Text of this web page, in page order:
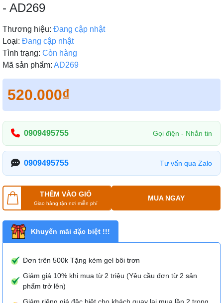
- AD269
Thương hiệu: Đang cập nhật
Loại: Đang cập nhật
Tình trạng: Còn hàng
Mã sản phẩm: AD269
520.000₫
0909495755 Gọi điện - Nhắn tin
0909495755 Tư vấn qua Zalo
THÊM VÀO GIỎ
Giao hàng tận nơi miễn phí
MUA NGAY
Khuyến mãi đặc biệt !!!
Đơn trên 500k Tặng kèm gel bôi trơn
Giảm giá 10% khi mua từ 2 triệu (Yêu cầu đơn từ 2 sản
phẩm trở lên)